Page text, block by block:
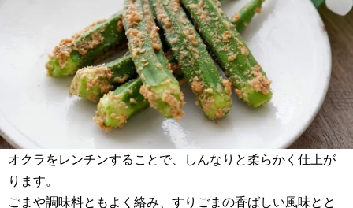
オクラをレンチンすることで、しんなりと柔らかく仕上が
ります。
ごまや調味料ともよく絡み、すりごまの香ばしい風味とと